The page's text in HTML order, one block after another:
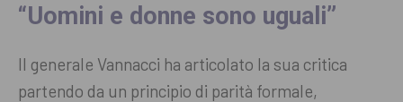
“Uomini e donne sono uguali”
Il generale Vannacci ha articolato la sua critica
partendo da un principio di parità formale,